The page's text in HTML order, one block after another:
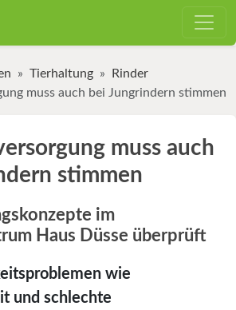
Tierhaltung
Rinder
muss auch bei Jungrindern stimmen
muss auch
stimmen
im
Haus Düsse überprüft
wie
und schlechte